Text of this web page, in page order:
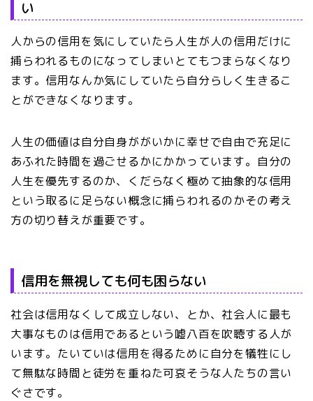
い
人からの信用を気にしていたら人生が人の信用だけに
捕らわれるものになってしまいとてもつまらなくなり
ます。信用なんか気にしていたら自分らしく生きるこ
とができなくなります。
人生の価値は自分自身ががいかに幸せで自由で充足に
あふれた時間を過ごせるかにかかっています。自分の
人生を優先するのか、くだらなく極めて抽象的な信用
という取るに足らない概念に捕らわれるのかその考え
方の切り替えが重要です。
信用を無視しても何も困らない
社会は信用なくして成立しない、とか、社会人に最も
大事なものは信用であるという嘘八百を吹聴する人が
います。たいていは信用を得るために自分を犠牲にし
て無駄な時間と徒労を重ねた可哀そうな人たちの言い
ぐさです。